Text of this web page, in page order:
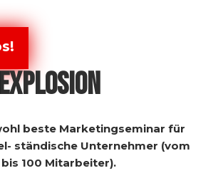
beste Marketingseminar für
ständische Unternehmer (vom
100 Mitarbeiter).